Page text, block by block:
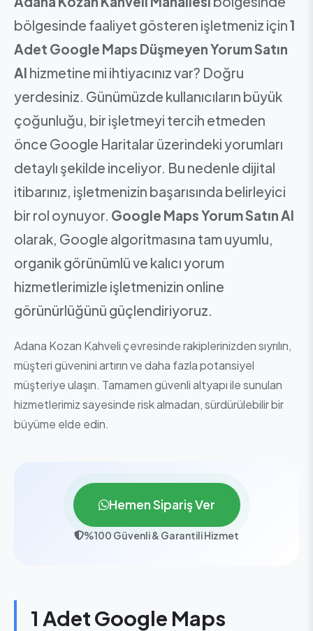
bölgesinde faaliyet gösteren işletmeniz için1
Adet Google Maps Düşmeyen Yorum Satın
Al hizmetine mi ihtiyacınız var? Doğru
yerdesiniz. Günümüzde kullanıcıların büyük
çoğunluğu, bir işletmeyi tercih etmeden
önce Google Haritalar üzerindeki yorumları
detaylı şekilde inceliyor. Bu nedenle dijital
itibarınız, işletmenizin başarısında belirleyici
bir rol oynuyor. Google Maps Yorum Satın Al
olarak, Google algoritmasına tam uyumlu,
organik görünümlü ve kalıcı yorum
hizmetlerimizle işletmenizin online
görünürlüğünü güçlendiriyoruz.
Adana Kozan Kahveli çevresinde rakiplerinizden sıyrılın,
müşteri güvenini artırın ve daha fazla potansiyel
müşteriye ulaşın. Tamamen güvenli altyapı ile sunulan
hizmetlerimiz sayesinde risk almadan, sürdürülebilir bir
büyüme elde edin.
Hemen Sipariş Ver
%100 Güvenli & Garantili Hizmet
1 Adet Google Maps